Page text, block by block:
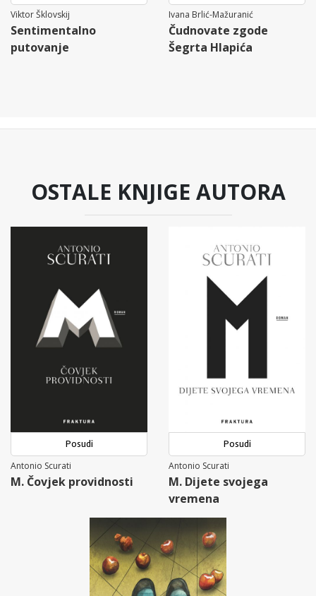
Viktor Šklovskij
Sentimentalno
putovanje
Ivana Brlić-Mažuranić
Čudnovate zgode
Šegrta Hlapića
OSTALE KNJIGE AUTORA
Posudi
Antonio Scurati
M. Čovjek providnosti
Posudi
Antonio Scurati
M. Dijete svojega
vremena